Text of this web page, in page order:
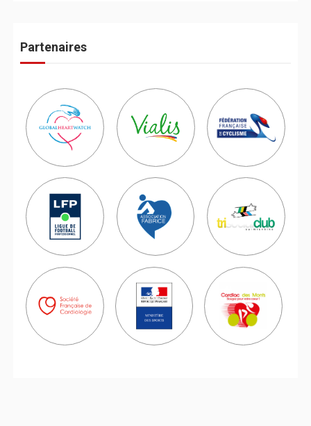
Partenaires